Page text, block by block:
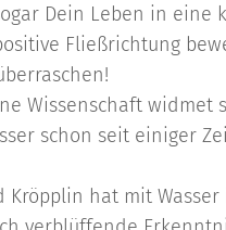
Dein Leben in eine
Fließrichtung
Wissenschaft widmet
schon seit einiger
Kröpplin hat mit